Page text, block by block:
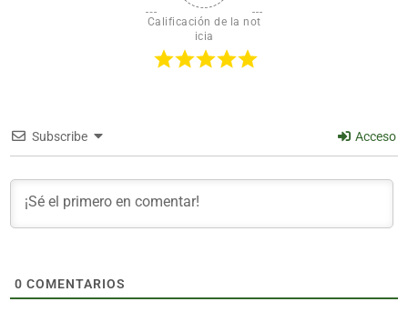
Calificación de la not
icia
Subscribe Acceso
0 COMENTARIOS